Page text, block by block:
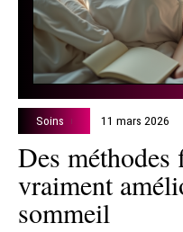
Soins 11 mars 2026
Des
vraiment
sommeil